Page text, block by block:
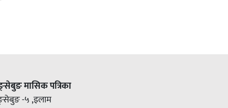
मासिक पत्रिका
-५ ,इलाम